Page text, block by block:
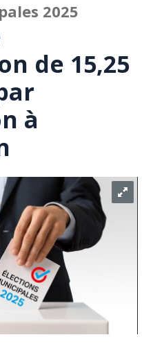
2025
de 15,25
à